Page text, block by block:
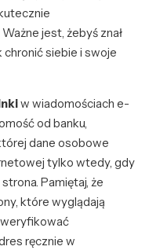
jest, żebyś znał
chronić siebie i swoje
w wiadomościach e-
od banku,
dane osobowe
tylko wtedy, gdy
Pamiętaj, że
które wyglądają
ręcznie w